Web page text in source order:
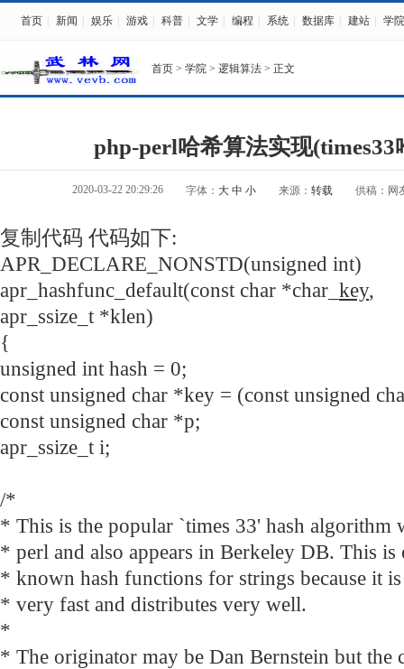
首页 新闻 娱乐 游戏 科普 文学 编程 系统 数据库 建站 学院
首页 > 学院 > 逻辑算法 > 正文
php-perl哈希算法实现(times33
2020-03-22 20:29:26 字体： 大 中 小 来源： 转载 供稿：网
复制代码 代码如下:
APR_DECLARE_NONSTD(unsigned int)
apr_hashfunc_default(const char *char_ key,
apr_ssize_t *klen)
{
unsigned int hash = 0;
const unsigned char *key = (const unsigned
const unsigned char *p;
apr_ssize_t i;
/*
* This is the popular `times 33' hash algorithm
* perl and also appears in Berkeley DB. This is
* known hash functions for strings because it
* very fast and distributes very well.
*
* The originator may be Dan Bernstein but the